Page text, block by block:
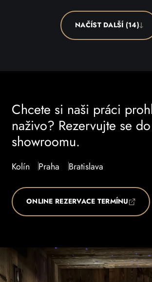
NAČÍST DALŠÍ (14)
Chcete si naši práci
naživo? Rezervujte se
showroomu.
Kolín Praha Bratislava
ONLINE REZERVACE TERMÍNU